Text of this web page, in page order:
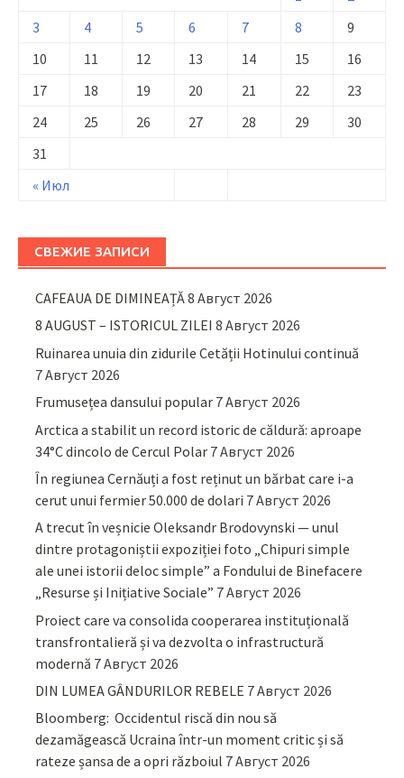
« Июл
3
4 5 6 7 8
9
10
11 12 13 14 15
16
17
18 19 20 21 22
23
24
25 26 27 28 29
30
31
СВЕЖИЕ ЗАПИСИ
CAFEAUA DE DIMINEAȚĂ8 Август 2026
8 AUGUST – ISTORICUL ZILEI 8 Август 2026
Ruinarea unuia din zidurile Cetății Hotinului continuă
7 Август 2026
Frumusețea dansului popular 7 Август 2026
Arctica a stabilit un record istoric de căldură: aproape
34°C dincolo de Cercul Polar 7 Август 2026
În regiunea Cernăuți a fost reținut un bărbat care i-a
cerut unui fermier 50.000 de dolari 7 Август 2026
A trecut în veșnicie Oleksandr Brodovynski — unul
dintre protagoniștii expoziției foto „Chipuri simple
ale unei istorii deloc simple” a Fondului de Binefacere
„Resurse și Inițiative Sociale” 7 Август 2026
Proiect care va consolida cooperarea instituțională
transfrontalieră și va dezvolta o infrastructură
modernă 7 Август 2026
DIN LUMEA GÂNDURILOR REBELE 7 Август 2026
Bloomberg: Occidentul riscă din nou să
dezamăgească Ucraina într-un moment critic și să
rateze șansa de a opri războiul 7 Август 2026